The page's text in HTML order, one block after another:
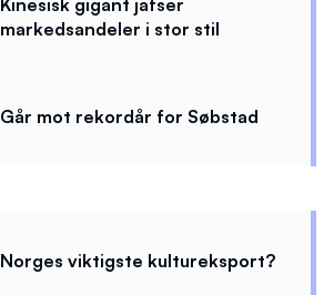
Kinesisk gigant jafser
markedsandeler i stor stil
Går mot rekordår for Søbstad
Norges viktigste kultureksport?